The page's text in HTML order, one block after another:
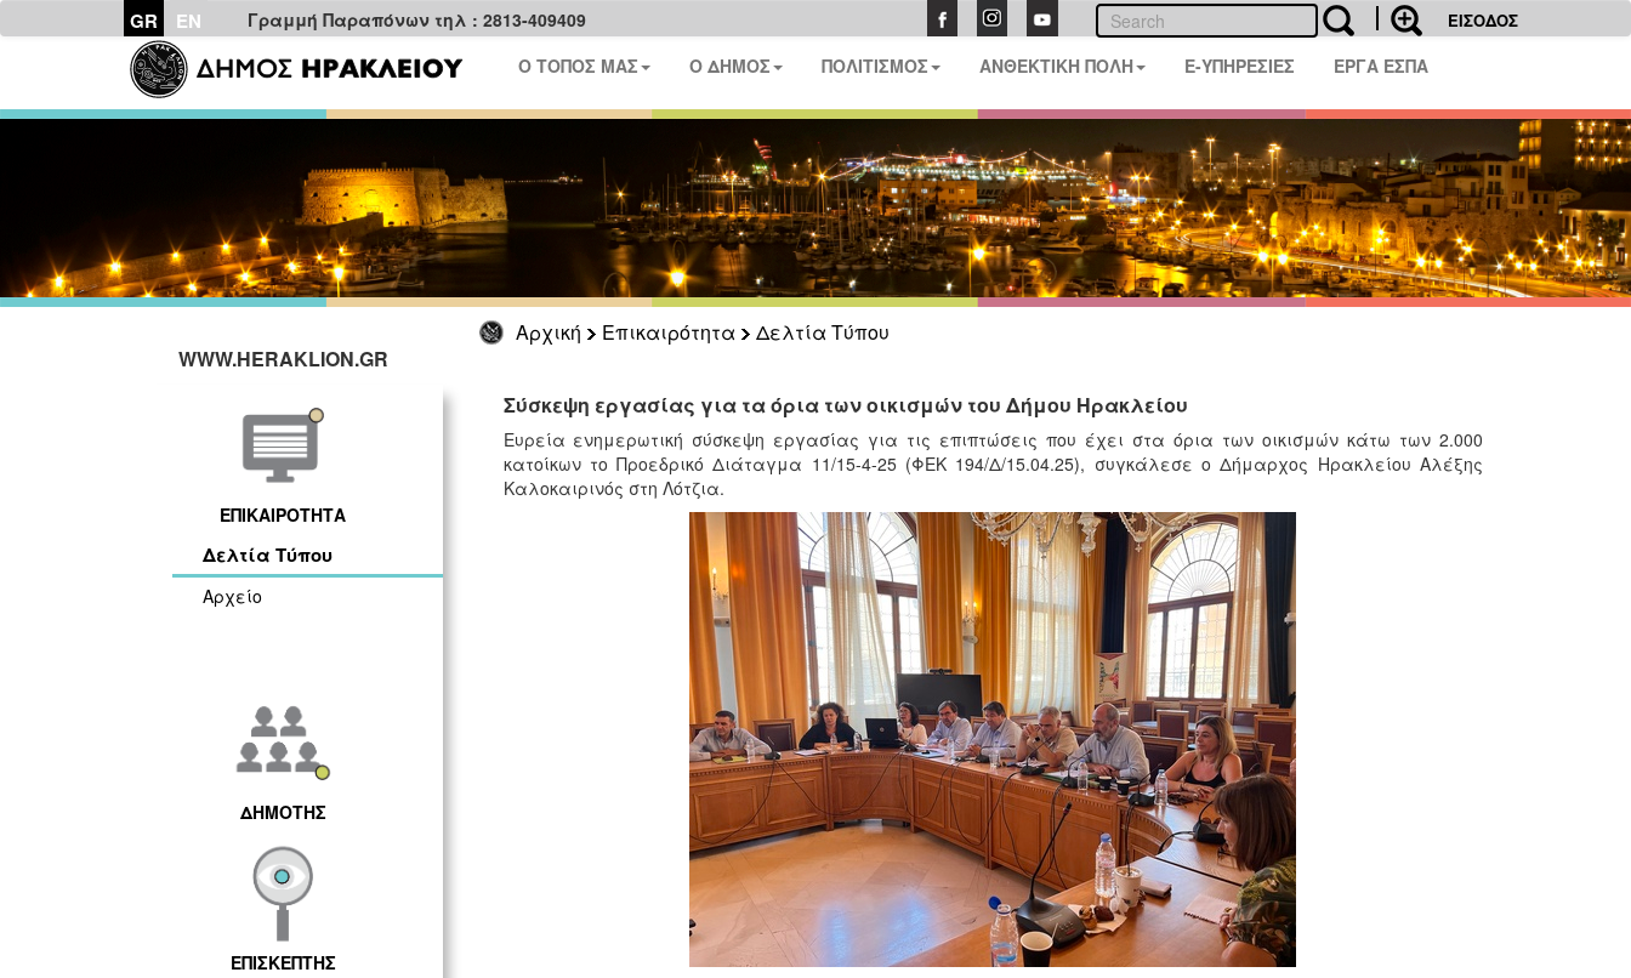
GR EN Γραμμή Παραπόνων τηλ : 2813-409409 ΕΙΣΟΔΟΣ
Ο ΤΟΠΟΣ ΜΑΣ Ο ΔΗΜΟΣ ΠΟΛΙΤΙΣΜΟΣ ΑΝΘΕΚΤΙΚΗ ΠΟΛΗ E-ΥΠΗΡΕΣΙΕΣ ΕΡΓΑ ΕΣΠΑ
Αρχική Επικαιρότητα
Δελτία Τύπου
WWW.HERAKLION.GR
ΕΠΙΚΑΙΡΟΤΗΤΑ
Δελτία Τύπου
Αρχείο
ΔΗΜΟΤΗΣ
ΕΠΙΣΚΕΠΤΗΣ
Σύσκεψη εργασίας για τα όρια των οικισμών του Δήμου Ηρακλείου
Ευρεία ενημερωτική σύσκεψη εργασίας για τις επιπτώσεις που έχει στα όρια των οικισμών κάτω των 2.000
κατοίκων το Προεδρικό Διάταγμα 11/15-4-25 (ΦΕΚ 194/Δ/15.04.25), συγκάλεσε ο Δήμαρχος Ηρακλείου Αλέξης
Καλοκαιρινός στη Λότζια.